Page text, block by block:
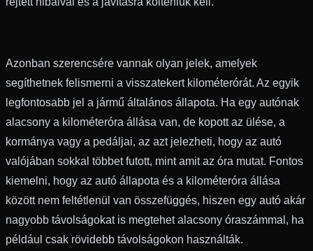
Azonban szerencsére vannak olyan jelek, amelyek
segíthetnek felismerni a visszatekert kilométerórát. Az egyik
legfontosabb jel a jármű általános állapota. Ha egy autónak
alacsony a kilométeróra állása van, de kopott az ülése, a
kormánya vagy a pedáljai, az azt jelezheti, hogy az autó
valójában sokkal többet futott, mint amit az óra mutat. Fontos
kiemelni, hogy az autó állapota és a kilométeróra állása
között nem feltétlenül van összefüggés, hiszen egy autó akár
nagyobb távolságokat is megtehet alacsony óraszámmal, ha
például csak rövidebb távolságokon használták.